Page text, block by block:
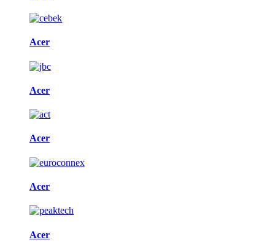
Acer
Acer
Acer
Acer
Acer